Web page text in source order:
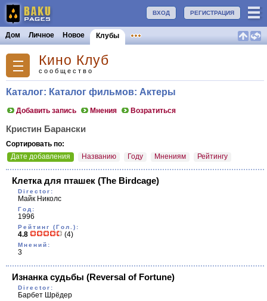
РЕГИСТРАЦИЯ
ВХОД
Дом Личное Новое Клубы
Кино Клуб
сообщество
Каталог: Каталог фильмов: Актеры
Добавить запись Мнения Возратиться
Кристин Барански
Сортировать по:
Дате добавления
Названию Году Мнениям Рейтингу
Клетка для пташек (The Birdcage)
Director:
Майк Николс
Год:
1996
Рейтинг (Гол.):
4.8 (4)
Мнений:
3
Изнанка судьбы (Reversal of Fortune)
Director:
Барбет Шрёдер